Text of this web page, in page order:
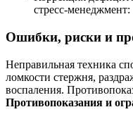
Ошибки, риски и
Неправильная техника
ломкости стержня,
воспаления.
Противопоказания и